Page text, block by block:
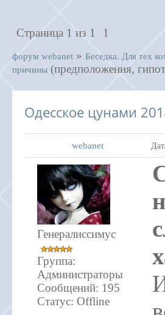
Страница 1 из 1 1
форум webanet » Беседка. Для тех
причины (предположения,
Одесское цунами
webanet
Генералиссимус
Группа:
Администраторы
Сообщений: 195
Статус: Offline